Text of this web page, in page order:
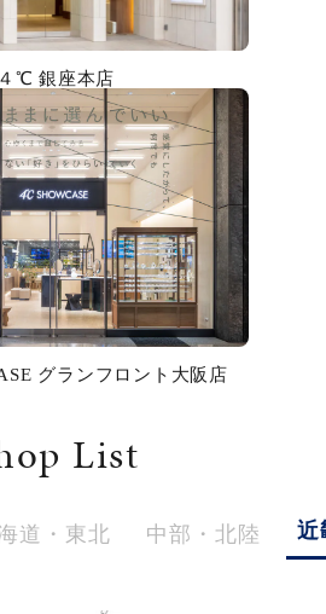
４℃ 銀座本店
グランフロント大阪店
List
道・東北 中部・北陸 近